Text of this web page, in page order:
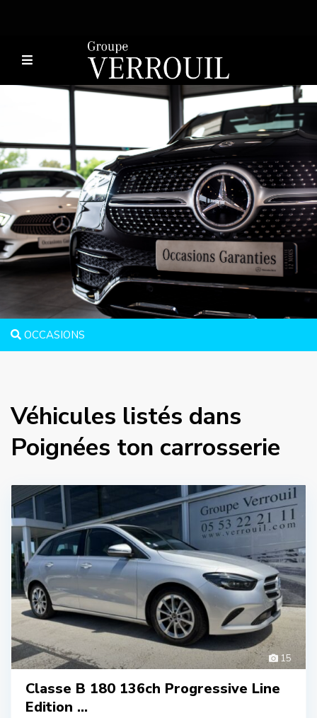
OCCASIONS
Véhicules listés dans
Poignées ton carrosserie
15
Classe B 180 136ch Progressive Line
Edition ...